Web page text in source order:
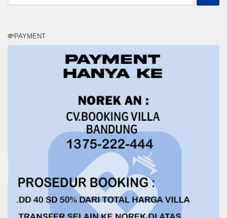
💸PAYMENT